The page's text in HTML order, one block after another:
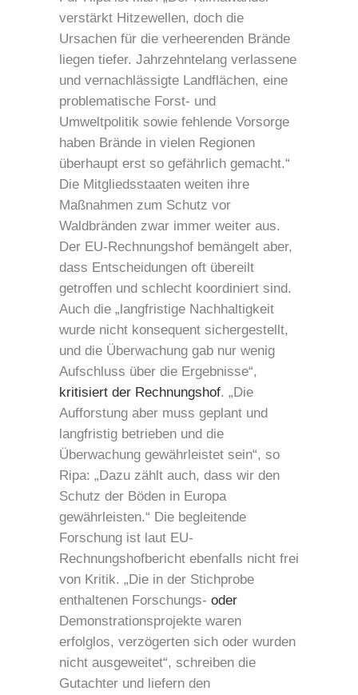
verstärkt Hitzewellen, doch die
Ursachen für die verheerenden Brände
liegen tiefer. Jahrzehntelang verlassene
und vernachlässigte Landflächen, eine
problematische Forst- und
Umweltpolitik sowie fehlende Vorsorge
haben Brände in vielen Regionen
überhaupt erst so gefährlich gemacht.“
Die Mitgliedsstaaten weiten ihre
Maßnahmen zum Schutz vor
Waldbränden zwar immer weiter aus.
Der EU-Rechnungshof bemängelt aber,
dass Entscheidungen oft übereilt
getroffen und schlecht koordiniert sind.
Auch die „langfristige Nachhaltigkeit
wurde nicht konsequent sichergestellt,
und die Überwachung gab nur wenig
Aufschluss über die Ergebnisse“,
kritisiert der Rechnungshof. „Die
Aufforstung aber muss geplant und
langfristig betrieben und die
Überwachung gewährleistet sein“, so
Ripa: „Dazu zählt auch, dass wir den
Schutz der Böden in Europa
gewährleisten.“ Die begleitende
Forschung ist laut EU-
Rechnungshofbericht ebenfalls nicht frei
von Kritik. „Die in der Stichprobe
enthaltenen Forschungs- oder
Demonstrationsprojekte waren
erfolglos, verzögerten sich oder wurden
nicht ausgeweitet“, schreiben die
Gutachter und liefern den